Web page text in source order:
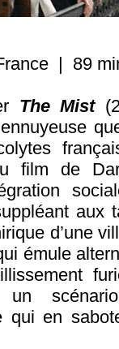
| 89
The Mist
film de
aux
d’une
émule
un
qui en